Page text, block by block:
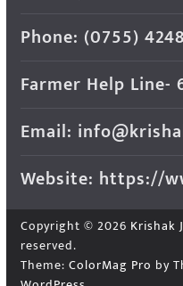
Phone: (0755)
Farmer Help Line-
Email:
Website: https://
Copyright © 2026 Krishak
reserved.
Theme: ColorMag Pro by